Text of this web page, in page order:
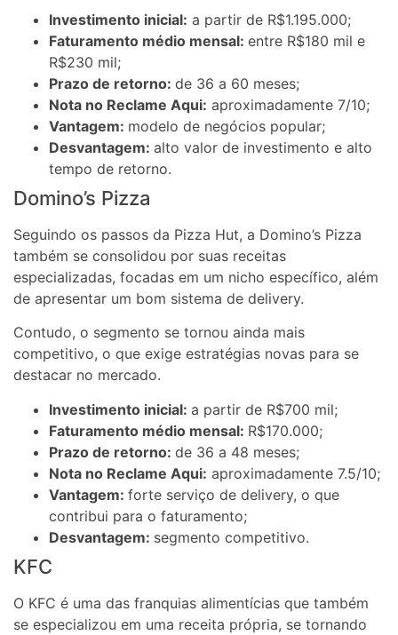
Investimento inicial: a partir de R$1.195.000;
Faturamento médio mensal: entre R$180 mil e
R$230 mil;
Prazo de retorno: de 36 a 60 meses;
Nota no Reclame Aqui: aproximadamente 7/10;
Vantagem: modelo de negócios popular;
Desvantagem: alto valor de investimento e alto
tempo de retorno.
Domino’s Pizza
Seguindo os passos da Pizza Hut, a Domino’s Pizza
também se consolidou por suas receitas
especializadas, focadas em um nicho específico, além
de apresentar um bom sistema de delivery.
Contudo, o segmento se tornou ainda mais
competitivo, o que exige estratégias novas para se
destacar no mercado.
Investimento inicial: a partir de R$700 mil;
Faturamento médio mensal: R$170.000;
Prazo de retorno: de 36 a 48 meses;
Nota no Reclame Aqui: aproximadamente 7.5/10;
Vantagem: forte serviço de delivery, o que
contribui para o faturamento;
Desvantagem: segmento competitivo.
KFC
O KFC é uma das franquias alimentícias que também
se especializou em uma receita própria, se tornando